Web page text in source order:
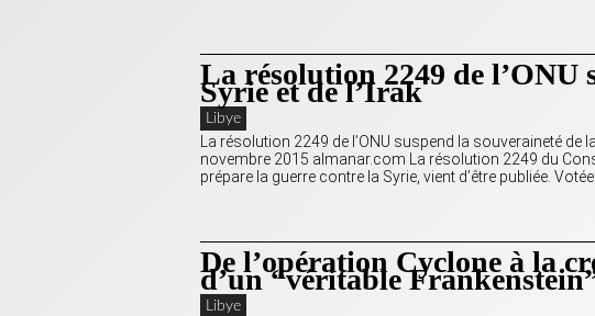
La résolution 2249 de l’ONU
Syrie et de l’Irak
Libye
La résolution 2249 de l’ONU suspend la souveraineté de
novembre 2015 almanar.com La résolution 2249 du
prépare la guerre contre la Syrie, vient d’être publiée.
De l’opération Cyclone à la
d’un “véritable
Libye